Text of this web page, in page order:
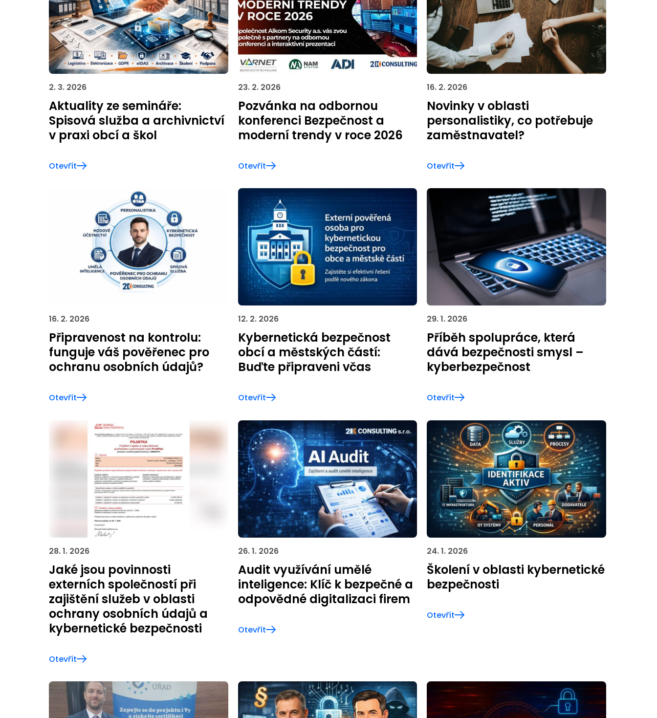
2. 3. 2026
Aktuality ze semináře:
Spisová služba a archivnictví
v praxi obcí a škol
Otevřít
23. 2. 2026
Pozvánka na odbornou
konferenci Bezpečnost a
moderní trendy v roce 2026
Otevřít
16. 2. 2026
Novinky v oblasti
personalistiky, co potřebuje
zaměstnavatel?
Otevřít
16. 2. 2026
Připravenost na kontrolu:
funguje váš pověřenec pro
ochranu osobních údajů?
Otevřít
12. 2. 2026
Kybernetická bezpečnost
obcí a městských částí:
Buďte připraveni včas
Otevřít
29. 1. 2026
Příběh spolupráce, která
dává bezpečnosti smysl –
kyberbezpečnost
Otevřít
28. 1. 2026
Jaké jsou povinnosti
externích společností při
zajištění služeb v oblasti
ochrany osobních údajů a
kybernetické bezpečnosti
Otevřít
26. 1. 2026
Audit využívání umělé
inteligence: Klíč k bezpečné a
odpovědné digitalizaci firem
Otevřít
24. 1. 2026
Školení v oblasti kybernetické
bezpečnosti
Otevřít